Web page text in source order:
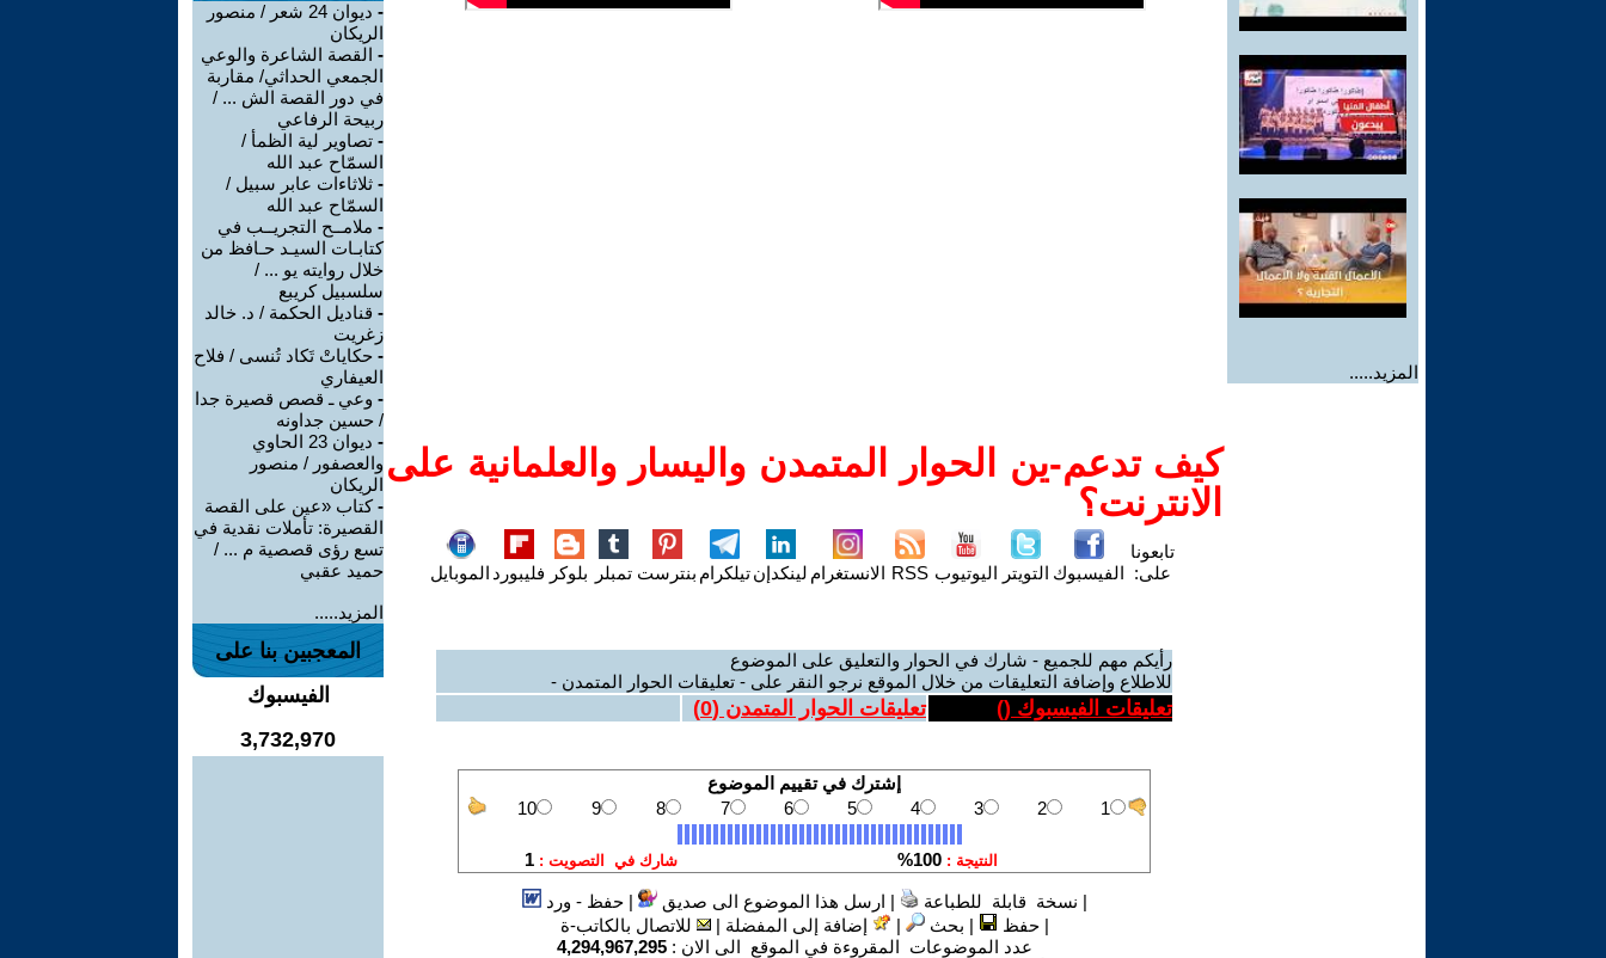
المزيد.....
كيف تدعم-ين الحوار المتمدن واليسار والعلمانية على
الانترنت؟
تابعونا
على: الفيسبوك التويتر اليوتيوب RSS الانستغرام لينكدإنتيلكرام بنترست تمبلر بلوكر فليبورد الموبايل
رأيكم مهم للجميع - شارك في الحوار والتعليق على الموضوع
للاطلاع وإضافة التعليقات من خلال الموقع نرجو النقر على - تعليقات الحوار المتمدن -
تعليقات الفيسبوك () تعليقات الحوار المتمدن (0
)
| نسخة قابلة للطباعة | ارسل هذا الموضوع الى صديق |حفظ - ورد
|حفظ | بحث | إضافة إلى المفضلة |
للاتصال بالكاتب-ة
عدد الموضوعات المقروءة في الموقع الى الان : 4,294,967,295
-
ديوان 24 شعر / منصور
الريكان
- القصة الشاعرة والوعي
الجمعي الحداثي/ مقاربة
في دور القصة الش ... /
ربيحة الرفاعي
- تصاوير لية الظمأ /
السمّاح عبد الله
- ثلاثاءات عابر سبيل /
السمّاح عبد الله
- ملامــح التجريــب في
كتابـات السيـد حـافظ من
خلال روايته يو ... /
سلسبيل كريبع
- قناديل الحكمة / د. خالد
زغريت
- حكاياتْ تَكاد تُنسى / فلاح
العيفاري
- وعي ـ قصص قصيرة جدا
/ حسين جداونه
-
ديوان 23 الحاوي
والعصفور / منصور
الريكان
-كتاب «عين على القصة
القصيرة: تأملات نقدية في
تسع رؤى قصصية م ... /
حميد عقبي
المزيد.....
المعجبين بنا على
الفيسبوك
3,732,970